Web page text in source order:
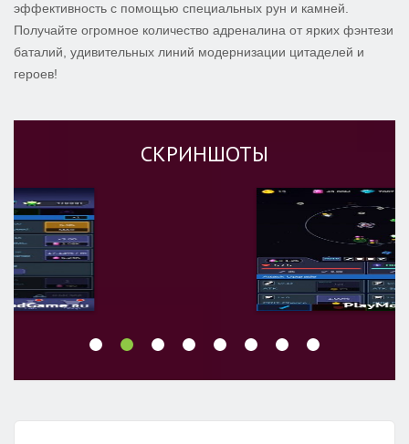
эффективность с помощью специальных рун и камней.
Получайте огромное количество адреналина от ярких фэнтези
баталий, удивительных линий модернизации цитаделей и
героев!
СКРИНШОТЫ